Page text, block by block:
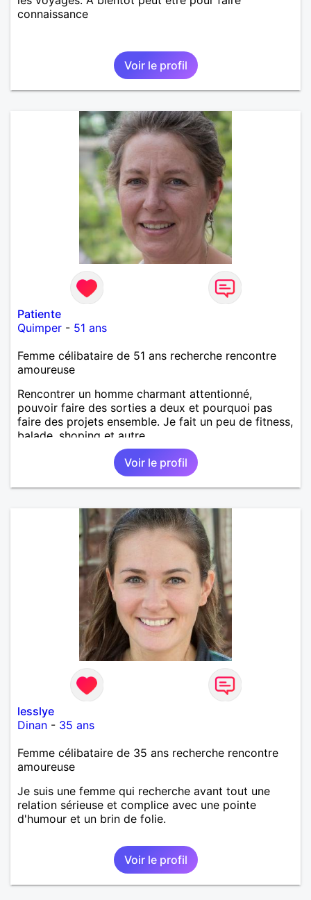
connaissance
Voir le profil
Patiente
Quimper - 51 ans
Femme célibataire de 51 ans recherche rencontre
amoureuse
Rencontrer un homme charmant attentionné,
pouvoir faire des sorties a deux et pourquoi pas
faire des projets ensemble. Je fait un peu de fitness,
balade, shoping et autre.
Voir le profil
lesslye
Dinan - 35 ans
Femme célibataire de 35 ans recherche rencontre
amoureuse
Je suis une femme qui recherche avant tout une
relation sérieuse et complice avec une pointe
d'humour et un brin de folie.
Voir le profil